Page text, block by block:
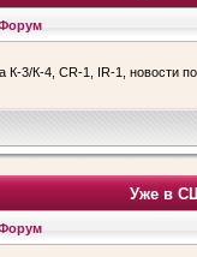
К-4, CR-1, IR-1, новости
Уже в